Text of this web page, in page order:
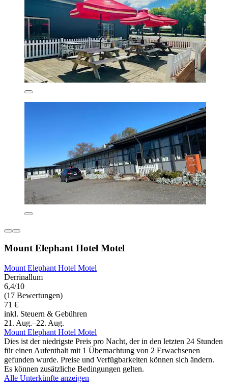
Mount Elephant Hotel Motel
Mount Elephant Hotel Motel
Derrinallum
6,4/10
(17 Bewertungen)
71 €
inkl. Steuern & Gebühren
21. Aug.–22. Aug.
Mount Elephant Hotel Motel
Dies ist der niedrigste Preis pro Nacht, der in den letzten 24 Stunden
für einen Aufenthalt mit 1 Übernachtung von 2 Erwachsenen
gefunden wurde. Preise und Verfügbarkeiten können sich ändern.
Es können zusätzliche Bedingungen gelten.
Alle Unterkünfte anzeigen